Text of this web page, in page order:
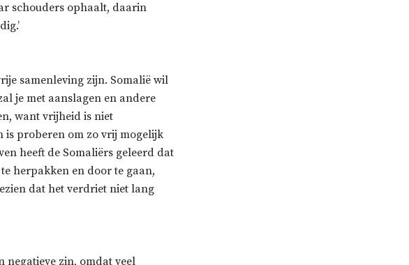
schouders ophaalt, daarin
samenleving zijn. Somalië wil
je met aanslagen en andere
want vrijheid is niet
is proberen om zo vrij mogelijk
heeft de Somaliërs geleerd dat
herpakken en door te gaan,
dat het verdriet niet lang
negatieve zin, omdat veel